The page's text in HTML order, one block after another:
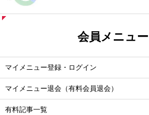
会員メニュー
マイメニュー登録・ログイン
マイメニュー退会（有料会員退会）
有料記事一覧